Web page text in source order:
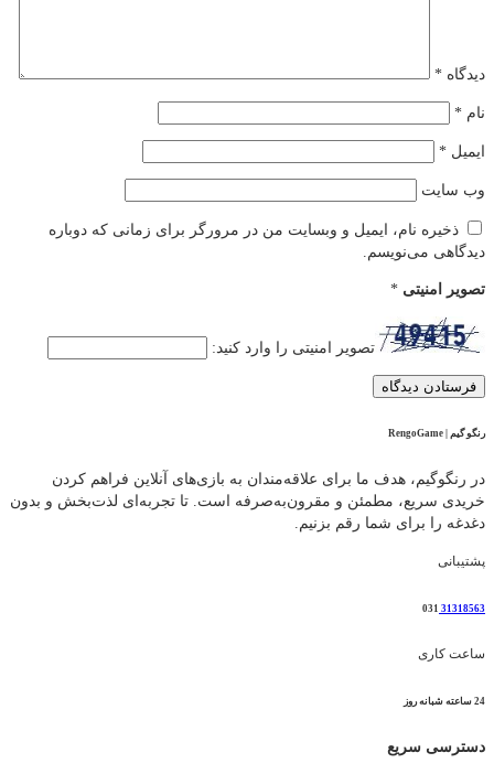
دیدگاه *
نام *
ایمیل *
وب‌ سایت
ذخیره نام، ایمیل و وبسایت من در مرورگر برای زمانی که دوباره
دیدگاهی می‌نویسم.
تصویر امنیتی *
تصویر امنیتی را وارد کنید:
رنگو گیم | RengoGame
در رنگوگیم، هدف ما برای علاقه‌مندان به بازی‌های آنلاین فراهم کردن
خریدی سریع، مطمئن و مقرون‌به‌صرفه است. تا تجربه‌ای لذت‌بخش و بدون
دغدغه را برای شما رقم بزنیم.
پشتیبانی
31318563
031
ساعت کاری
24 ساعته شبانه روز
دسترسی سریع